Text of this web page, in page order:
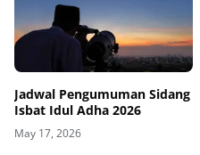
Jadwal Pengumuman Sidang
Isbat Idul Adha 2026
May 17, 2026